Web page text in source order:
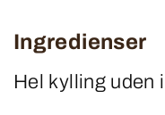
Ingredienser
Hel kylling uden